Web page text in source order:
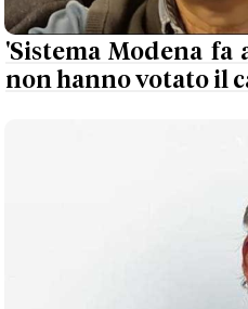
'Sistema Modena fa
non hanno votato il